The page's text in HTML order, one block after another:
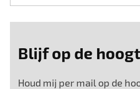
Blijf op de
Houd mij per mail op de